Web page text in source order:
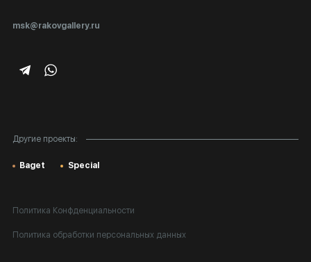
msk@rakovgallery.ru
Другие проекты:
Baget Special
Подарочные сертификаты
Политика Конфденциальности
Политика обработки персональных данных